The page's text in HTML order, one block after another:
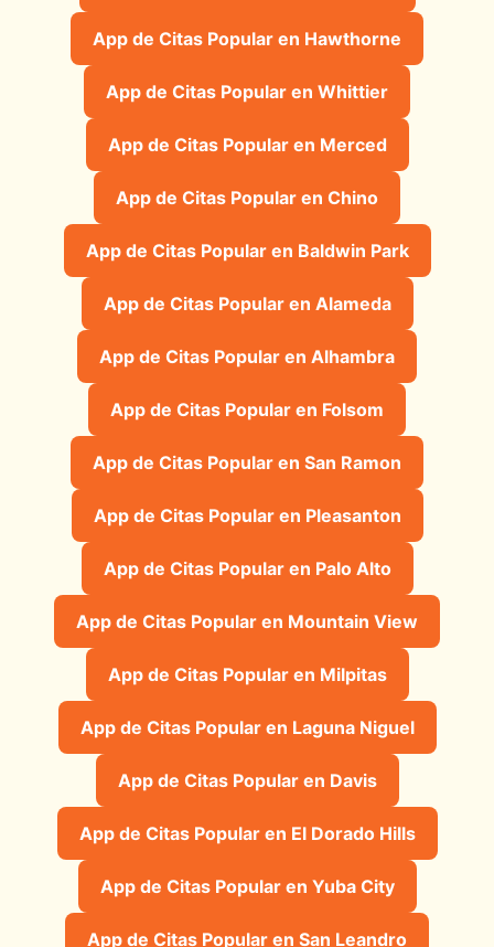
App de Citas Popular en Hawthorne
App de Citas Popular en Whittier
App de Citas Popular en Merced
App de Citas Popular en Chino
App de Citas Popular en Baldwin Park
App de Citas Popular en Alameda
App de Citas Popular en Alhambra
App de Citas Popular en Folsom
App de Citas Popular en San Ramon
App de Citas Popular en Pleasanton
App de Citas Popular en Palo Alto
App de Citas Popular en Mountain View
App de Citas Popular en Milpitas
App de Citas Popular en Laguna Niguel
App de Citas Popular en Davis
App de Citas Popular en El Dorado Hills
App de Citas Popular en Yuba City
App de Citas Popular en San Leandro